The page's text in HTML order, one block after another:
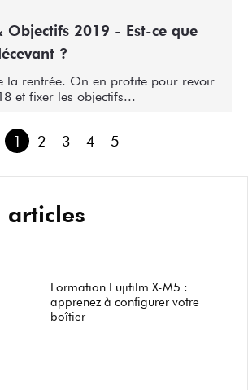
Objectifs 2019 - Est-ce que
?
la rentrée. On en profite pour revoir
et fixer les objectifs...
1 2 3 4 5
articles
Formation Fujifilm X-M5 :
apprenez à configurer votre
boîtier